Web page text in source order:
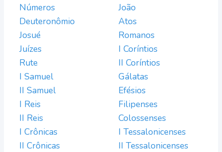
Números
Deuteronômio
Josué
Juízes
Rute
I Samuel
II Samuel
I Reis
II Reis
I Crônicas
II Crônicas
João
Atos
Romanos
I Coríntios
II Coríntios
Gálatas
Efésios
Filipenses
Colossenses
I Tessalonicenses
II Tessalonicenses